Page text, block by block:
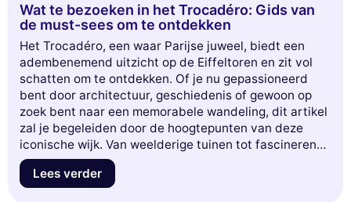
Wat te bezoeken in het Trocadéro: Gids van
de must-sees om te ontdekken
Het Trocadéro, een waar Parijse juweel, biedt een
adembenemend uitzicht op de Eiffeltoren en zit vol
schatten om te ontdekken. Of je nu gepassioneerd
bent door architectuur, geschiedenis of gewoon op
zoek bent naar een memorabele wandeling, dit artikel
zal je begeleiden door de hoogtepunten van deze
iconische wijk. Van weelderige tuinen tot fascinerende
musea, en van spectaculaire uitkijkpunten tot alles
wat het Trocadéro te bieden heeft, bereid je voor om
Lees verder